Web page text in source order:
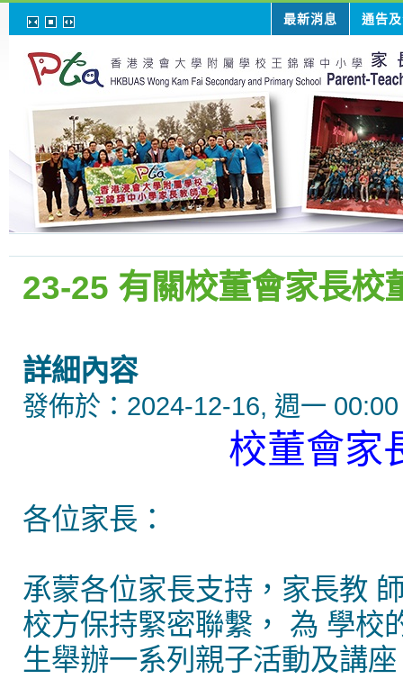
最新消息 通告
23-25 有關校董會家長校
詳細內容
發佈於：2024-12-16, 週一 00:00
校董會家
各位家長：
承蒙各位家長支持，家長教
校方保持緊密聯繫， 為 學校
生舉辦一系列親子活動及講